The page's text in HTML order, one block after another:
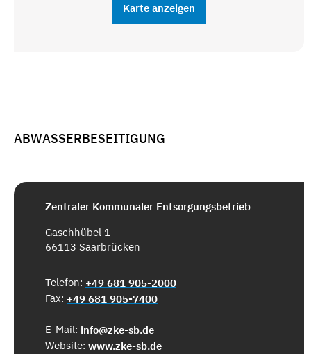
Karte anzeigen
ABWASSERBESEITIGUNG
Zentraler Kommunaler Entsorgungsbetrieb
Gaschhübel 1
66113 Saarbrücken
Telefon: +49 681 905-2000
Fax: +49 681 905-7400
E-Mail: info@zke-sb.de
Website: www.zke-sb.de